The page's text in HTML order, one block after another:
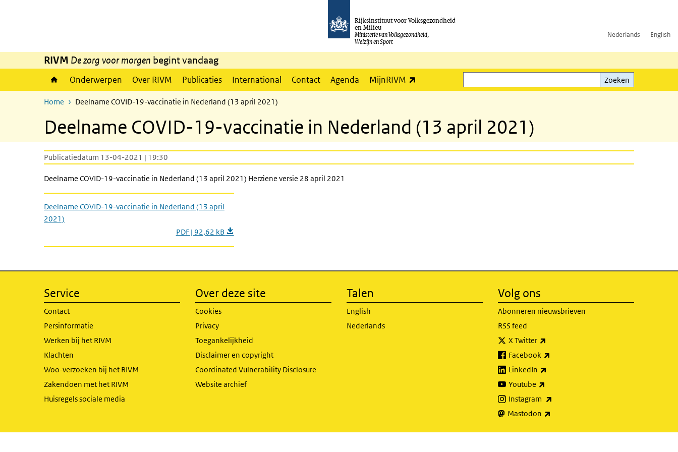
Rijksinstituut voor Volksgezondheid
en Milieu
Ministerie van Volksgezondheid,
Welzijn en Sport
Nederlands English
RIVM De zorg voor morgen begint vandaag
Onderwerpen Over RIVM Publicaties International Contact Agenda MijnRIVM
Zoeken
Zoeken
Home Deelname COVID-19-vaccinatie in Nederland (13 april 2021)
Deelname COVID-19-vaccinatie in Nederland (13 april 2021)
Publicatiedatum 13-04-2021 | 19:30
Deelname COVID-19-vaccinatie in Nederland (13 april 2021) Herziene versie 28 april 2021
Deelname COVID-19-vaccinatie in Nederland (13 april
2021)
PDF | 92,62 kB
Service
Contact
Persinformatie
Werken bij het RIVM
Klachten
Woo-verzoeken bij het RIVM
Zakendoen met het RIVM
Huisregels sociale media
Over deze site
Cookies
Privacy
Toegankelijkheid
Disclaimer en copyright
Coordinated Vulnerability Disclosure
Website archief
Talen
English
Nederlands
Volg ons
Abonneren nieuwsbrieven
RSS feed
X Twitter
Facebook
LinkedIn
Youtube
Instagram
Mastodon